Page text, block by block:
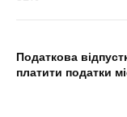
Податкова
платити податки